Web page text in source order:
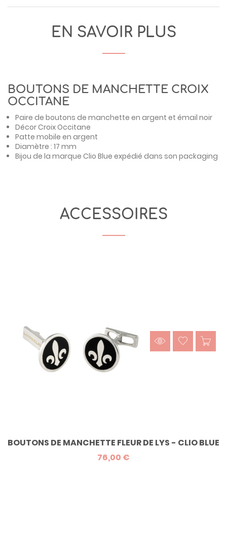
EN SAVOIR PLUS
BOUTONS DE MANCHETTE CROIX
OCCITANE
Paire de boutons de manchette en argent et émail noir
Décor Croix Occitane
Patte mobile en argent
Diamètre : 17 mm
Bijou de la marque Clio Blue expédié dans son packaging
ACCESSOIRES
BOUTONS DE MANCHETTE FLEUR DE LYS - CLIO BLUE
76,00 €